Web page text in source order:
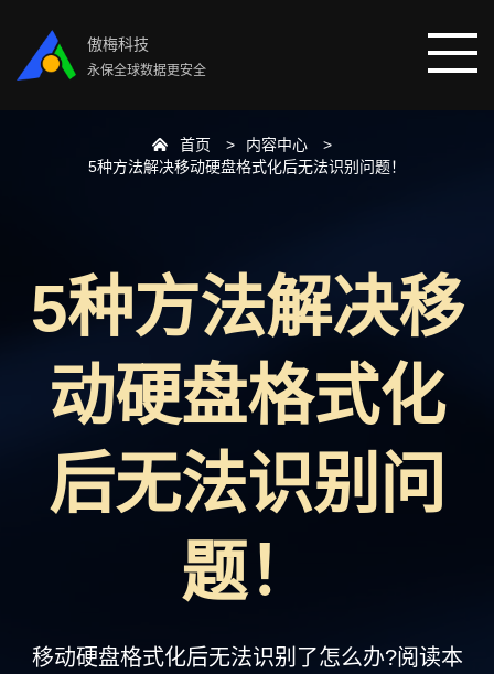
傲梅科技
永保全球数据更安全
数据恢复
数据备份
支持
首页
内容中心
5种方法解决移动硬盘格式化后无法识别问题！
5种方法解决移
动硬盘格式化
后无法识别问
题！
移动硬盘格式化后无法识别了怎么办?阅读本